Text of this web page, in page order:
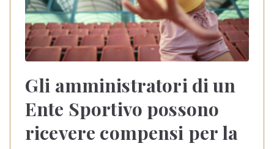
Gli amministratori di un
Ente Sportivo possono
ricevere compensi per la